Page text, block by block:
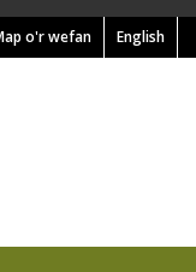
English
o'r wefan